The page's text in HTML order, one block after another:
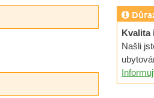
Kvalita
Našli